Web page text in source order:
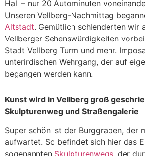
Hall – nur 20 Autominuten
Unseren Vellberg-Nachmittag
Altstadt. Gemütlich schlenderten wir
Vellberger Sehenswürdigkeiten
Stadt Vellberg Turm und mehr.
unterirdischen Wehrgang, der auf
begangen werden kann.
Kunst wird in Vellberg groß
Skulpturenweg und Straßengalerie
Super schön ist der Burggraben, der
aufwartet. So befindet sich hier das
sogenannten Skulpturenwegs, der